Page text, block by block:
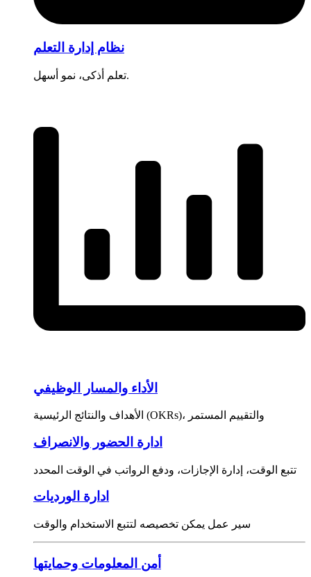
نظام إدارة التعلم
تعلم أذكى، نمو أسهل.
الأداء والمسار الوظيفي
الأهداف والنتائج الرئيسية (OKRs)، والتقييم المستمر
ادارة الحضور والانصراف
تتبع الوقت، إدارة الإجازات، ودفع الرواتب في الوقت المحدد
ادارة الورديات
سير عمل يمكن تخصيصه لتتبع الاستخدام والوقت
أمن المعلومات وحمايتها